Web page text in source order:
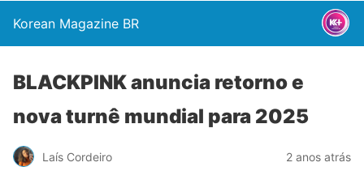
Korean Magazine BR
BLACKPINK anuncia retorno e
nova turnê mundial para 2025
Laís Cordeiro 2 anos atrás